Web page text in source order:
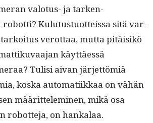
val­o­tus- ja tarken­
Kulu­tus­tuot­teis­sa sitä var­
verot­taa, mut­ta pitäisikö
käyt­täessä
Tulisi aivan jär­jet­tömiä
kos­ka automati­ikkaa on vähän
määrit­telem­i­nen, mikä osa
robot­te­ja, on hankalaa.